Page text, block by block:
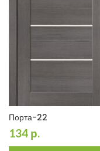
Порта-22
134 р.